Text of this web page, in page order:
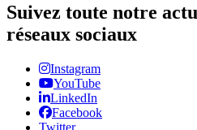
Suivez toute notre
réseaux sociaux
Instagram
YouTube
LinkedIn
Facebook
Twitter